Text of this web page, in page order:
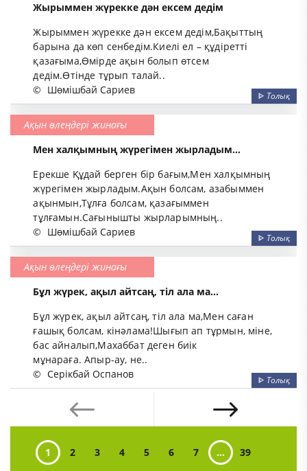
Жырыммен жүрекке дән ексем дедім
Жырыммен жүрекке дән ексем дедім,Бақыттың
барына да көп сенбедім.Киелі ел – құдіретті
қазағыма,Өмірде ақын болып өтсем
дедім.Өтінде тұрып талай..
© Шөмішбай Сариев ᐈ Толық
Ақын өлеңдері жинағы
Мен халқымның жүрегімен жырладым...
Ерекше Құдай берген бір бағым,Мен халқымның
жүрегімен жырладым.Ақын болсам, азабыммен
ақынмын,Тұлға болсам, қазағыммен
тұлғамын.Сағынышты жырларымның..
© Шөмішбай Сариев ᐈ Толық
Ақын өлеңдері жинағы
Бұл жүрек, ақыл айтсаң, тіл ала ма...
Бұл жүрек, ақыл айтсаң, тіл ала ма,Мен саған
ғашық болсам, кінәлама!Шығып ап тұрмын, міне,
бас айналып,Махаббат деген биік
мұнараға. Апыр-ау, не..
© Серікбай Оспанов ᐈ Толық
1 2 3 4 5 6 7 ... 39